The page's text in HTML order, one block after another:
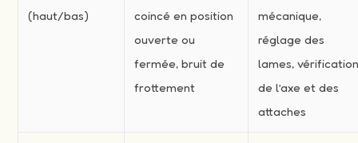
(haut/bas)
coincé en position
ouverte ou
fermée, bruit de
frottement
mécanique,
réglage des
lames,
de l’axe et des
attaches